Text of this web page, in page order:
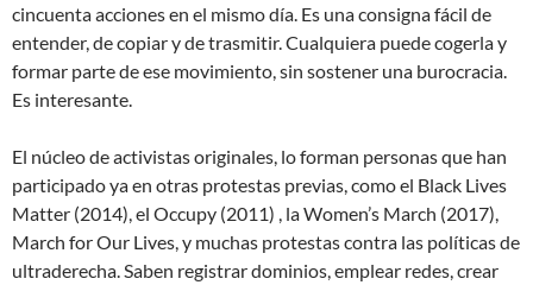
cincuenta acciones en el mismo día. Es una consigna fácil de
entender, de copiar y de trasmitir. Cualquiera puede cogerla y
formar parte de ese movimiento, sin sostener una burocracia.
Es interesante.
El núcleo de activistas originales, lo forman personas que han
participado ya en otras protestas previas, como el Black Lives
Matter (2014), el Occupy (2011) , la Women’s March (2017),
March for Our Lives, y muchas protestas contra las políticas de
ultraderecha. Saben registrar dominios, emplear redes, crear